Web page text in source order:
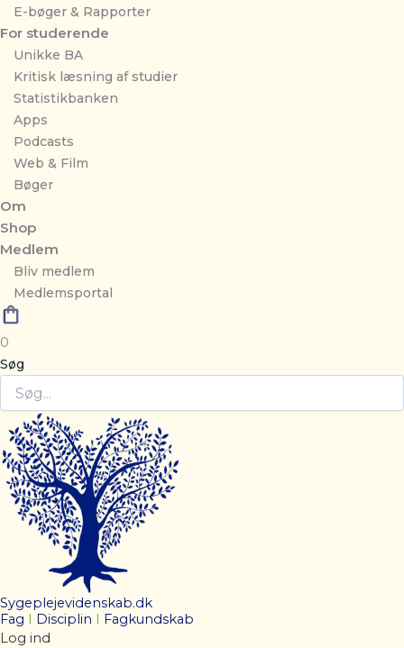
E-bøger & Rapporter
For studerende
Unikke BA
Kritisk læsning af studier
Statistikbanken
Apps
Podcasts
Web & Film
Bøger
Om
Shop
Medlem
Bliv medlem
Medlemsportal
0
Søg
Sygeplejevidenskab.dk
Fag
Disciplin
Fagkundskab
Log ind